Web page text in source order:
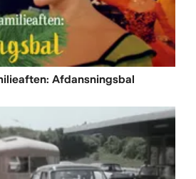
Afdansningsbal